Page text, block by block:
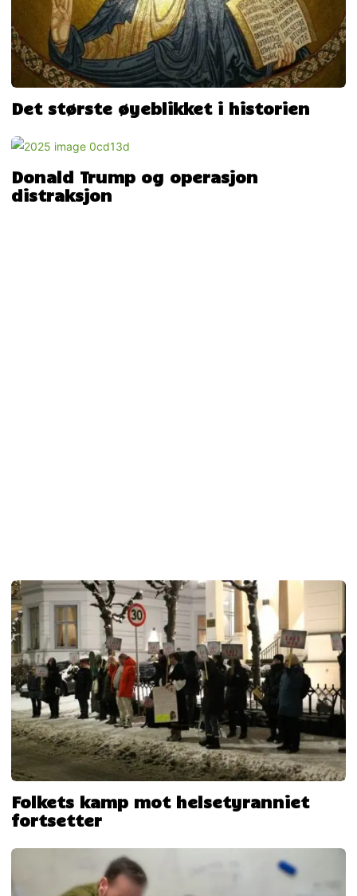
Det største øyeblikket i historien
Donald Trump og operasjon
distraksjon
Folkets kamp mot helsetyranniet
fortsetter